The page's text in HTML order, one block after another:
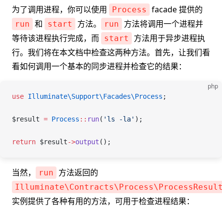
为了调用进程，你可以使用 Process facade 提供的
run 和 start 方法。 run
方法将调用一个进程并
等待该进程执行完成，而 start
方法用于异步进程执
行。我们将在本文档中检查这两种方法。首先，让我们看
看如何调用一个基本的同步进程并检查它的结果：
php
use Illuminate\Support\Facades\Process ;
$result = Process :: run( 'ls -la' );
return $result->output ();
当然， run 方法返回的
实例提供了各种有用的方法，可用于检查进程结果：